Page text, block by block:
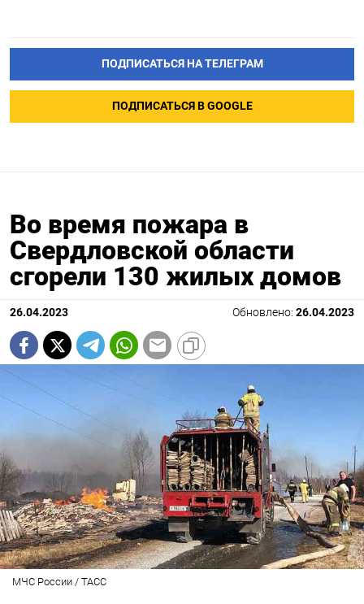
ПОДПИСАТЬСЯ НА ТЕЛЕГРАМ
ПОДПИСАТЬСЯ В GOOGLE
Во время пожара в
Свердловской области
сгорели 130 жилых домов
26.04.2023 Обновлено: 26.04.2023
МЧС России / ТАСС